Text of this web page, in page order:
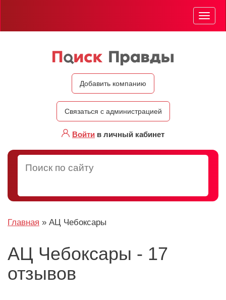
Добавить компанию
Связаться с администрацией
Войти в личный кабинет
Меню
Главная » АЦ Чебоксары
АЦ Чебоксары - 17
отзывов